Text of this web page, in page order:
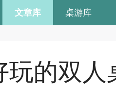
文章库 桌游库
玩的双人